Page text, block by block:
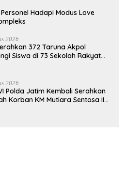
Hadapi Modus Love
2026
372 Taruna Akpol
Siswa di 73 Sekolah Rakyat
2026
Polda Jatim Kembali Serahkan
Korban KM Mutiara Sentosa II